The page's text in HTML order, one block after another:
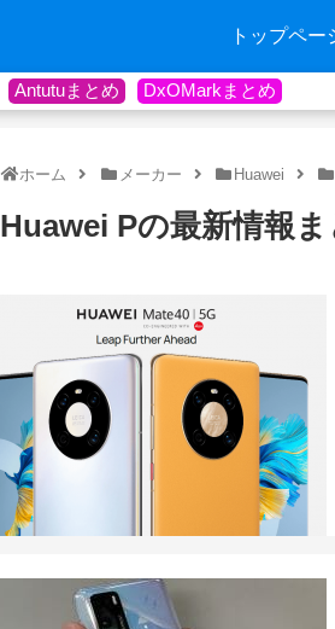
トップペー
Antutuまとめ DxOMarkまとめ
ホーム メーカー Huawei
Huawei Pの最新情報